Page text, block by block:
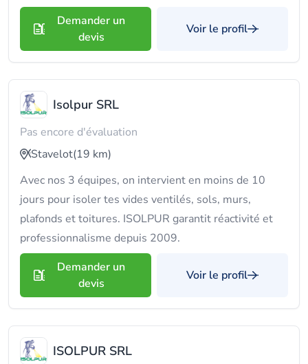
Demander un
devis
Voir le profil
Isolpur SRL
Pas encore d'évaluation
Stavelot(19 km)
Avec nos 3 équipes, on intervient en moins de 10
jours pour isoler tes vides ventilés, sols, murs,
plafonds et toitures. ISOLPUR garantit réactivité et
professionnalisme depuis 2009.
Demander un
devis
Voir le profil
ISOLPUR SRL